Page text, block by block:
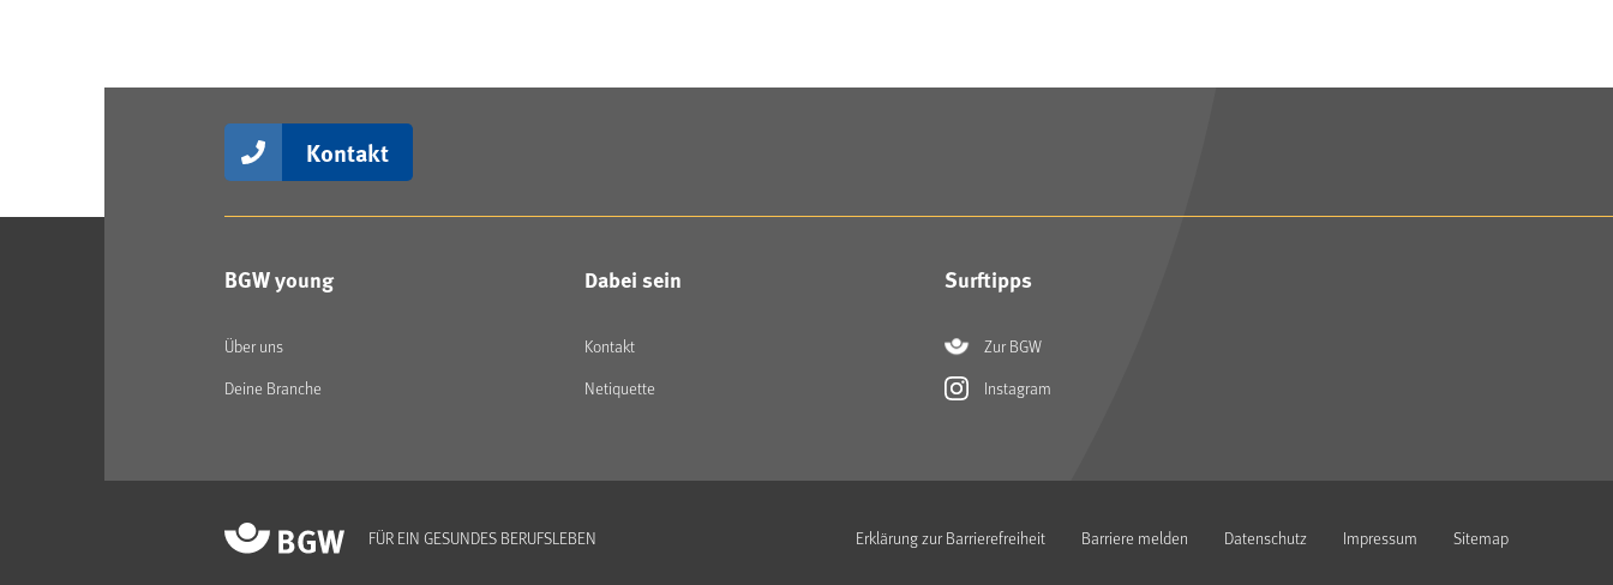
Kontakt
BGW young
Über uns
Deine Branche
Dabei sein
Kontakt
Netiquette
Surftipps
Zur BGW
Instagram
FÜR EIN GESUNDES BERUFSLEBEN Erklärung zur Barrierefreiheit Barriere melden Datenschutz Impressum Sitemap